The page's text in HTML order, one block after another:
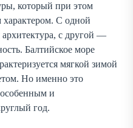
который при этом
характером. С одной
с другой —
Балтийское море
мягкой зимой
Но именно это
особенным и
год.